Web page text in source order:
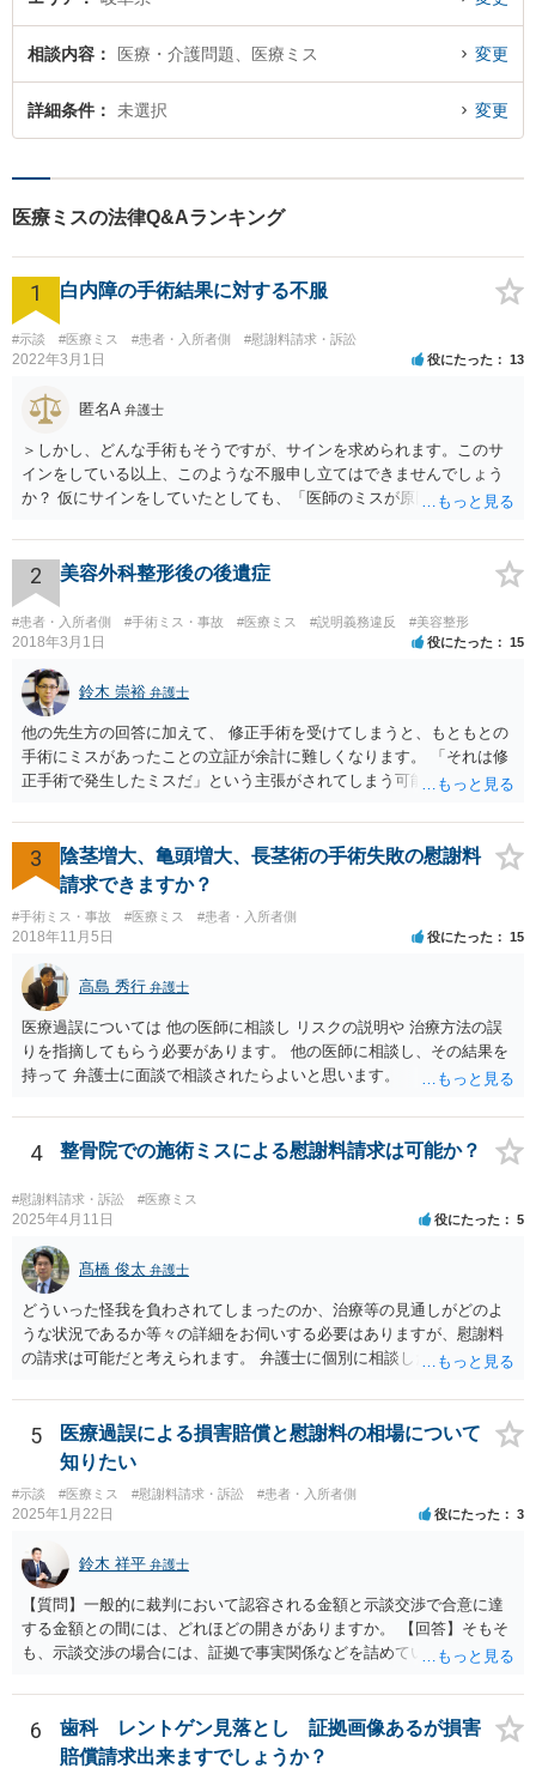
相談内容 医療・介護問題、医療ミス 変更
詳細条件 未選択 変更
医療ミスの法律Q&Aランキング
1 白内障の手術結果に対する不服
#示談 #医療ミス #患者・入所者側 #慰謝料請求・訴訟
2022年3月1日 役にたった 13
匿名A 弁護士
＞しかし、どんな手術もそうですが、サインを求められます。このサ
インをしている以上、このような不服申し立てはできませんでしょう
か？ 仮にサインをしていたとしても、「医師のミスが原因で老眼がひ
眼が悪化することがあるにもかかわらず、全く説明されなかったよう
な場合」には、請求することは可能です。
2 美容外科整形後の後遺症
#患者・入所者側 #手術ミス・事故 #医療ミス #説明義務違反 #美容整形
2018年3月1日 役にたった 15
鈴木 崇裕 弁護士
他の先生方の回答に加えて、 修正手術を受けてしまうと、もともとの
手術にミスがあったことの立証が余計に難しくなります。 「それは修
正手術で発生したミスだ」という主張がされてしまう可能性があるか
検討なさっているのであれば、修正手術を受けるまえに弁護士に相談
して対応を決めることを強くお勧めいたします。
3
陰茎増大、亀頭増大、長茎術の手術失敗の慰謝料
請求できますか？
#手術ミス・事故 #医療ミス #患者・入所者側
2018年11月5日 役にたった 15
高島 秀行 弁護士
医療過誤については 他の医師に相談し リスクの説明や 治療方法の誤
りを指摘してもらう必要があります。 他の医師に相談し、その結果を
持って 弁護士に面談で相談されたらよいと思います。
4 整骨院での施術ミスによる慰謝料請求は可能か？
#慰謝料請求・訴訟 #医療ミス
2025年4月11日 役にたった 5
髙橋 俊太 弁護士
どういった怪我を負わされてしまったのか、治療等の見通しがどのよ
うな状況であるか等々の詳細をお伺いする必要はありますが、慰謝料
の請求は可能だと考えられます。 弁護士に個別に相談した方がよいケ
してみるとよいでしょう。
5
医療過誤による損害賠償と慰謝料の相場について
知りたい
#示談 #医療ミス #慰謝料請求・訴訟 #患者・入所者側
2025年1月22日 役にたった 3
鈴木 祥平 弁護士
【質問】一般的に裁判において認容される金額と示談交渉で合意に達
する金額との間には、どれほどの開きがありますか。 【回答】そもそ
も、示談交渉の場合には、証拠で事実関係などを詰めていないことが
程度にはなると思います。
6
歯科 レントゲン見落とし 証拠画像あるが損害
賠償請求出来ますでしょうか？